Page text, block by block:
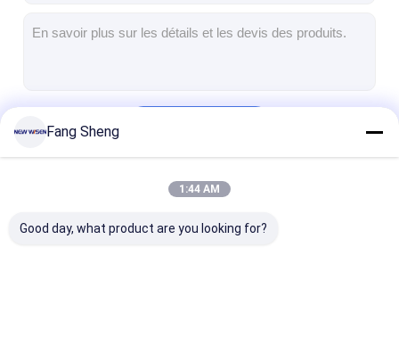
Fang Sheng
1:44 AM
Good day, what product are you looking for?